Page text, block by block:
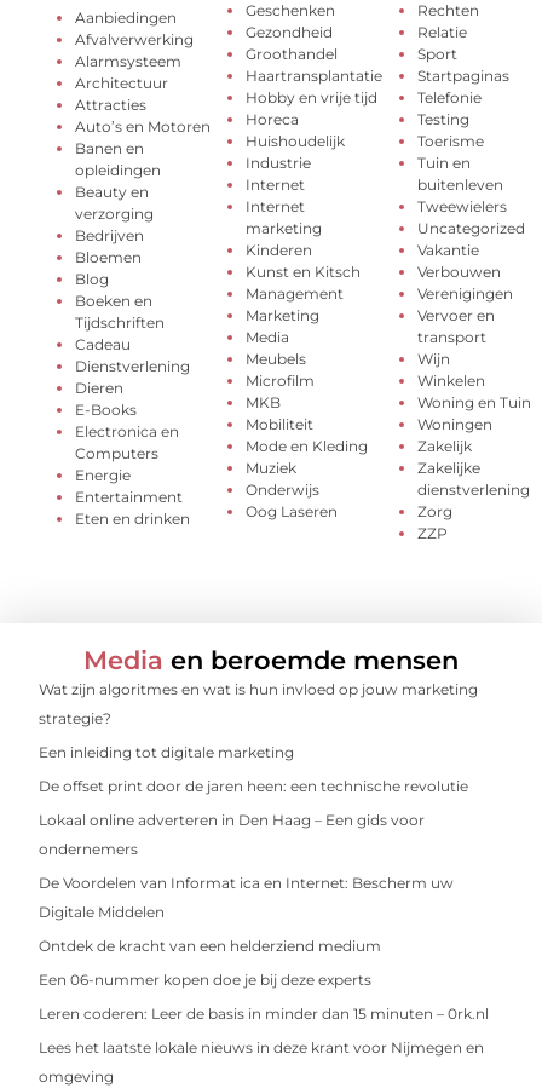
Aanbiedingen
Afvalverwerking
Alarmsysteem
Architectuur
Attracties
Auto’s en Motoren
Banen en
opleidingen
Beauty en
verzorging
Bedrijven
Bloemen
Blog
Boeken en
Tijdschriften
Cadeau
Dienstverlening
Dieren
E-Books
Electronica en
Computers
Energie
Entertainment
Eten en drinken
Geschenken
Gezondheid
Groothandel
Haartransplantatie
Hobby en vrije tijd
Horeca
Huishoudelijk
Industrie
Internet
Internet
marketing
Kinderen
Kunst en Kitsch
Management
Marketing
Media
Meubels
Microfilm
MKB
Mobiliteit
Mode en Kleding
Muziek
Onderwijs
Oog Laseren
Rechten
Relatie
Sport
Startpaginas
Telefonie
Testing
Toerisme
Tuin en
buitenleven
Tweewielers
Uncategorized
Vakantie
Verbouwen
Verenigingen
Vervoer en
transport
Wijn
Winkelen
Woning en Tuin
Woningen
Zakelijk
Zakelijke
dienstverlening
Zorg
ZZP
Media en beroemde mensen
Wat zijn algoritmes en wat is hun invloed op jouw marketing
strategie?
Een inleiding tot digitale marketing
De offset print door de jaren heen: een technische revolutie
Lokaal online adverteren in Den Haag – Een gids voor
ondernemers
De Voordelen van Informat ica en Internet: Bescherm uw
Digitale Middelen
Ontdek de kracht van een helderziend medium
Een 06-nummer kopen doe je bij deze experts
Leren coderen: Leer de basis in minder dan 15 minuten – 0rk.nl
Lees het laatste lokale nieuws in deze krant voor Nijmegen en
omgeving